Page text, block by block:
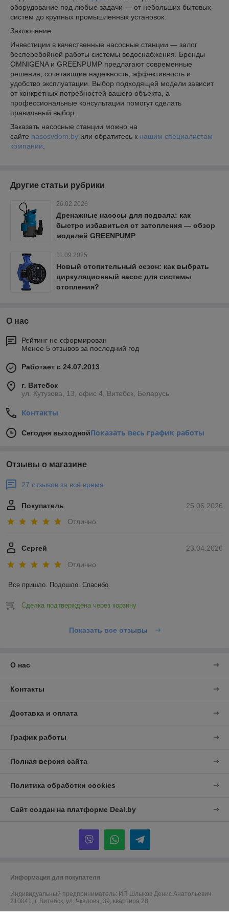
оборудование под любые задачи — от небольших бытовых
систем до крупных промышленных установок.
Заключение
Инвестиции в качественные насосные станции — залог
бесперебойной работы системы водоснабжения. Бренды
OMNIGENA и GREENPUMP предлагают современные
решения, сочетающие надежность, эффективность и
удобство эксплуатации. Выбор подходящей модели зависит
от конкретных потребностей вашего объекта, а
профессиональные консультации помогут сделать
правильный выбор.
Заказать насосные станции можно на
сайте nasosvdom.by или обратитесь к нашим специалистам
компании
Другие статьи рубрики
26.02.2026
Дренажные насосы для подвала: как
быстро избавиться от затопления — обзор
моделей GREENPUMP
11.09.2025
Новый отопительный сезон: как выбрать
циркуляционный насос для системы
отопления?
О нас
Рейтинг не сформирован
Менее 5 отзывов за последний год
Работает с 24.07.2013
г. Витебск
ул. Кутузова, 13, офис 4, Витебск, Беларусь
Контакты
Сегодня выходнойПоказать весь график работы
Отзывы о магазине
27 отзывов за всё время
25.06.2026
Покупатель
Отлично
23.04.2026
Сергей
Отлично
Все пришло. Подошло. Спасибо.
Сделка подтверждена через корзину
Показать все отзывы
О нас
Контакты
Доставка и оплата
График работы
Полная версия сайта
Политика обработки cookies
Сайт создан на платформе Deal.by
Информация для покупателя
Индивидуальный предприниматель: ИП Шлыков Денис Анатольевич
210041, г. Витебск, ул. Чкалова, 39, квартира 28